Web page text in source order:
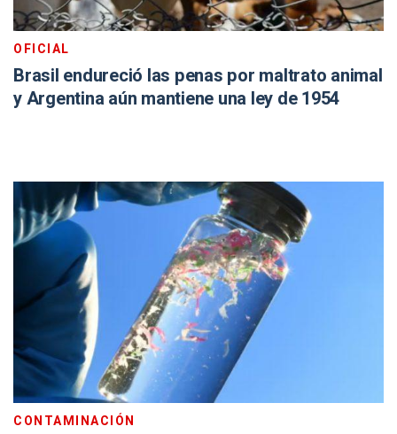
OFICIAL
Brasil endureció las penas por maltrato animal
y Argentina aún mantiene una ley de 1954
CONTAMINACIÓN